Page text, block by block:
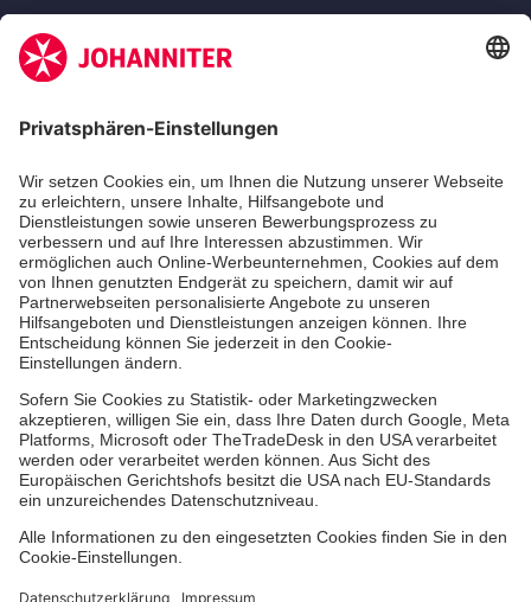
Unsere Standorte
Leistungen
Kennzahlen und Struktur
Als Pflegefachkraft arbeiten
Qualität
Unsere Spendenprojekte
Allgemeine Einkaufsbedingungen
Hinweisgebersystem